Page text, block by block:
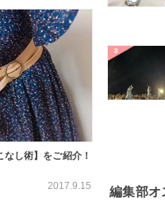
なし術】をご紹介！
2017.9.15 編集部オ